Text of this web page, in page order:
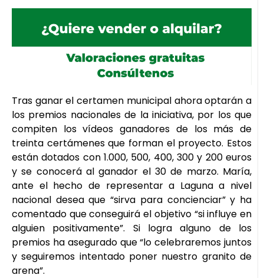
Tras ganar el certamen municipal ahora optarán a
los premios nacionales de la iniciativa, por los que
compiten los vídeos ganadores de los más de
treinta certámenes que forman el proyecto. Estos
están dotados con 1.000, 500, 400, 300 y 200 euros
y se conocerá al ganador el 30 de marzo. María,
ante el hecho de representar a Laguna a nivel
nacional desea que “sirva para concienciar” y ha
comentado que conseguirá el objetivo “si influye en
alguien positivamente”. Si logra alguno de los
premios ha asegurado que “lo celebraremos juntos
y seguiremos intentado poner nuestro granito de
arena”.